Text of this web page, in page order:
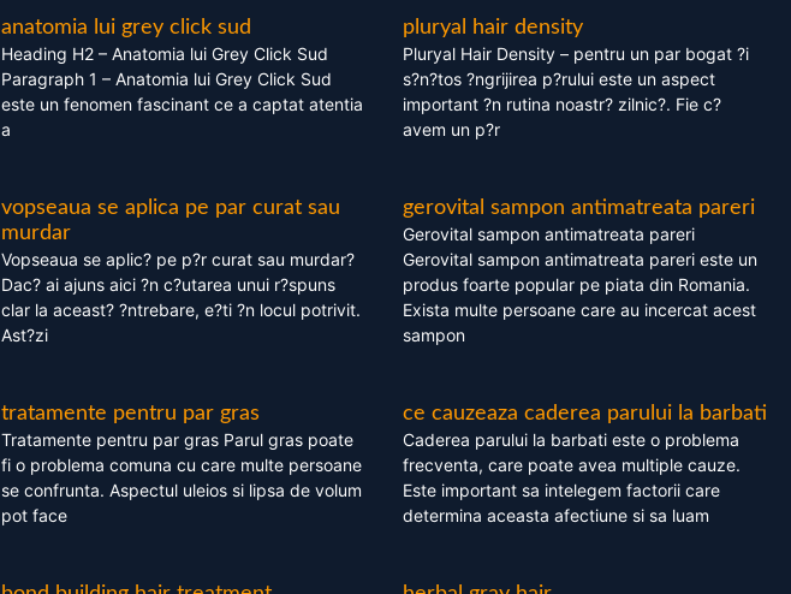
anatomia lui grey click sud
Heading H2 – Anatomia lui Grey Click Sud
Paragraph 1 – Anatomia lui Grey Click Sud
este un fenomen fascinant ce a captat atentia
a
pluryal hair density
Pluryal Hair Density – pentru un par bogat ?i
s?n?tos ?ngrijirea p?rului este un aspect
important ?n rutina noastr? zilnic?. Fie c?
avem un p?r
vopseaua se aplica pe par curat sau
murdar
Vopseaua se aplic? pe p?r curat sau murdar?
Dac? ai ajuns aici ?n c?utarea unui r?spuns
clar la aceast? ?ntrebare, e?ti ?n locul potrivit.
Ast?zi
gerovital sampon antimatreata pareri
Gerovital sampon antimatreata pareri
Gerovital sampon antimatreata pareri este un
produs foarte popular pe piata din Romania.
Exista multe persoane care au incercat acest
sampon
tratamente pentru par gras
Tratamente pentru par gras Parul gras poate
fi o problema comuna cu care multe persoane
se confrunta. Aspectul uleios si lipsa de volum
pot face
ce cauzeaza caderea parului la barbati
Caderea parului la barbati este o problema
frecventa, care poate avea multiple cauze.
Este important sa intelegem factorii care
determina aceasta afectiune si sa luam